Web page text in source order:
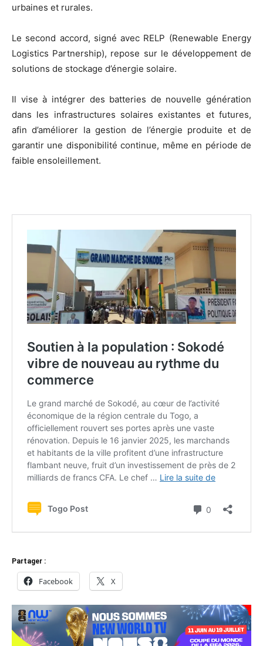
urbaines et rurales.
Le second accord, signé avec RELP (Renewable Energy
Logistics Partnership), repose sur le développement de
solutions de stockage d’énergie solaire.
Il vise à intégrer des batteries de nouvelle génération
dans les infrastructures solaires existantes et futures,
afin d’améliorer la gestion de l’énergie produite et de
garantir une disponibilité continue, même en période de
faible ensoleillement.
Partager :
Facebook X